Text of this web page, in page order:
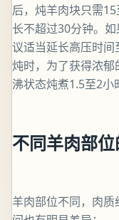
后，炖羊肉块只需
长不超过30分钟。
议适当延长高压时
炖时，为了获得浓
沸状态炖煮1.5至2小
不同羊肉部
羊肉部位不同，肉